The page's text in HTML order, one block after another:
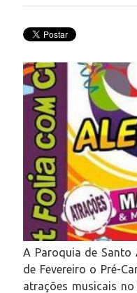
A Paroquia de
de Fevereiro o Pré-
atrações musicais no